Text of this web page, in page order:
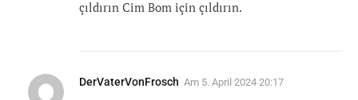
çıldırın Cim Bom için çıldırın.
DerVaterVonFrosch Am 5. April 2024 20:17